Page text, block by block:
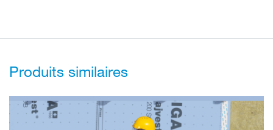
Produits similaires